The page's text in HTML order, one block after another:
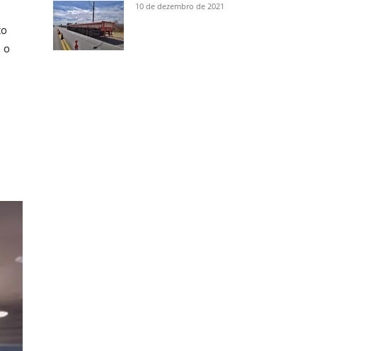
o
10 de dezembro de 2021